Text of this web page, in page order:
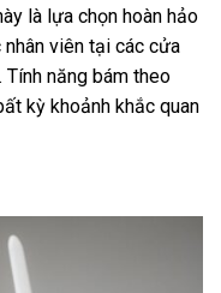
là lựa chọn hoàn hảo
viên tại các cửa
. Tính năng bám theo
kỳ khoảnh khắc quan